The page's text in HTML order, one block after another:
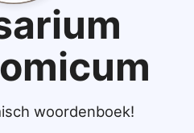
woordenboek!